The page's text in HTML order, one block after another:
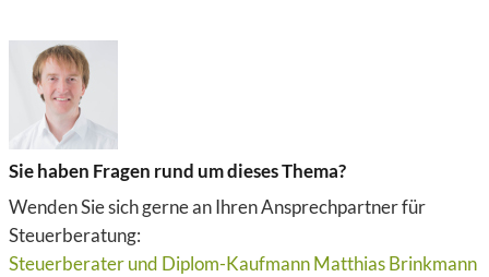
Sie haben Fragen rund um dieses Thema?
Wenden Sie sich gerne an Ihren Ansprechpartner für
Steuerberatung:
Steuerberater und Diplom-Kaufmann Matthias Brinkmann